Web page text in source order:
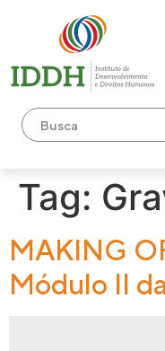
Tag:
MAKING
Módulo II